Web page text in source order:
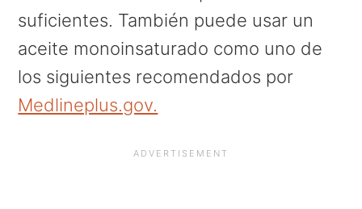
suficientes. También puede usar un
aceite monoinsaturado como uno de
los siguientes recomendados por
Medlineplus.gov.